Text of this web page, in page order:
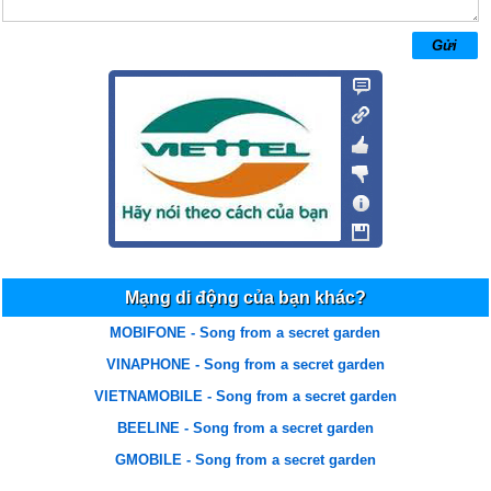
10/08/14 10:41
hay rat hay rat lang man danh cho nhung moi yeu
nghe rat hay va buon nua . minh se cai bai nay lam nhac cho
Rat rat hay minh cam on nsy da sang tac ban nhac nay nhieu nhiẹu
hay rat hay nhung cung rat buon rat dung tam trang
nguyen lam
29/03/14 18:51
Mạng di động của bạn khác?
MOBIFONE - Song from a secret garden
VINAPHONE - Song from a secret garden
VIETNAMOBILE - Song from a secret garden
BEELINE - Song from a secret garden
GMOBILE - Song from a secret garden